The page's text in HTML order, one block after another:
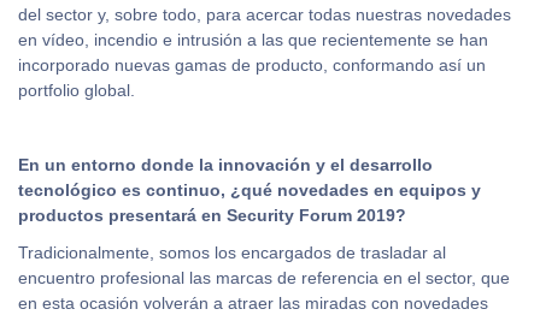
del sector y, sobre todo, para acercar todas nuestras novedades
en vídeo, incendio e intrusión a las que recientemente se han
incorporado nuevas gamas de producto, conformando así un
portfolio global.
En un entorno donde la innovación y el desarrollo
tecnológico es continuo, ¿qué novedades en equipos y
productos presentará en Security Forum 2019?
Tradicionalmente, somos los encargados de trasladar al
encuentro profesional las marcas de referencia en el sector, que
en esta ocasión volverán a atraer las miradas con novedades